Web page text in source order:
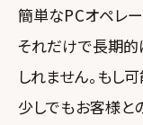
簡単なPCオペレー
それだけで長期
しれません。もし
少しでもお客様と